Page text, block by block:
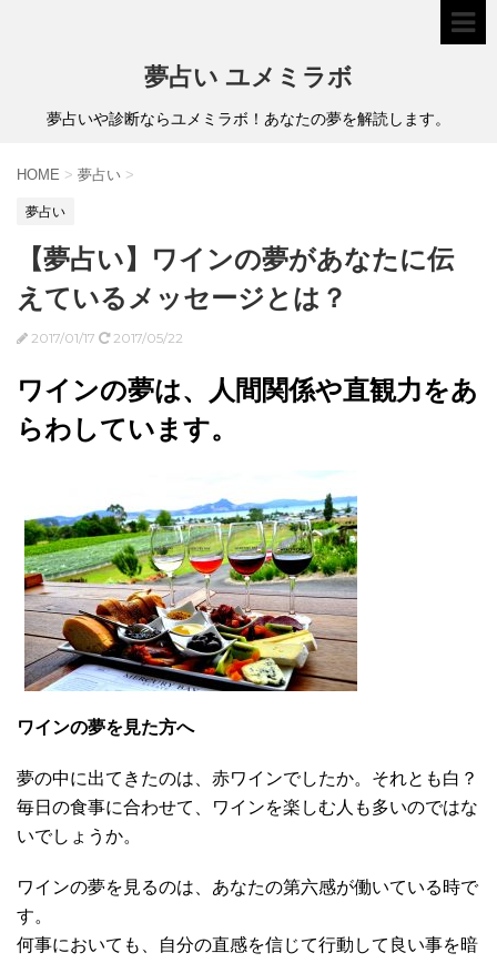
夢占い ユメミラボ
夢占いや診断ならユメミラボ！あなたの夢を解読します。
HOME > 夢占い >
夢占い
【夢占い】ワインの夢があなたに伝
えているメッセージとは？
2017/01/17 2017/05/22
ワインの夢は、人間関係や直観力をあ
らわしています。
ワインの夢を見た方へ
夢の中に出てきたのは、赤ワインでしたか。それとも白？
毎日の食事に合わせて、ワインを楽しむ人も多いのではな
いでしょうか。
ワインの夢を見るのは、あなたの第六感が働いている時で
す。
何事においても、自分の直感を信じて行動して良い事を暗